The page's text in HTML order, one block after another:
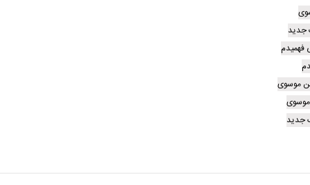
جدید
فهمیدم
موسوی
جدید